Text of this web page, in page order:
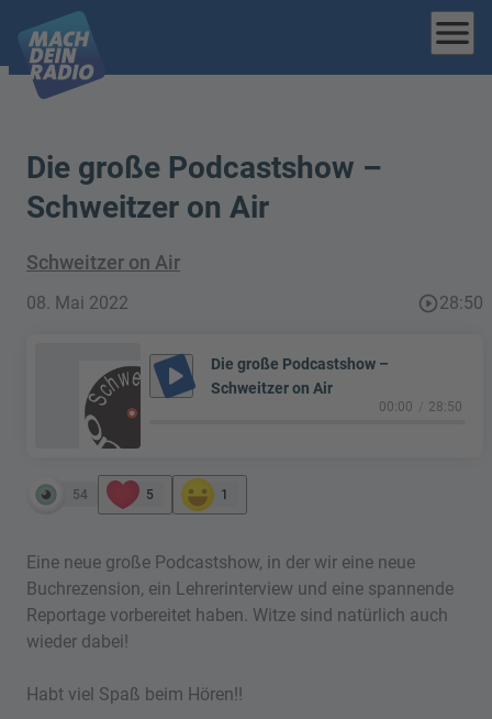
menu
Die große Podcastshow –
Schweitzer on Air
Schweitzer on Air
08. Mai 2022 play_circle_outline28:50
play_arrow
Die große Podcastshow –
Schweitzer on Air
00:00 28:50
54 5 1
Eine neue große Podcastshow, in der wir eine neue
Buchrezension, ein Lehrerinterview und eine spannende
Reportage vorbereitet haben. Witze sind natürlich auch
wieder dabei!
Habt viel Spaß beim Hören!!